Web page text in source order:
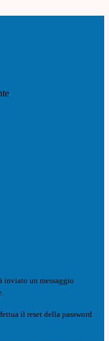
inviato un messaggio
il reset della password